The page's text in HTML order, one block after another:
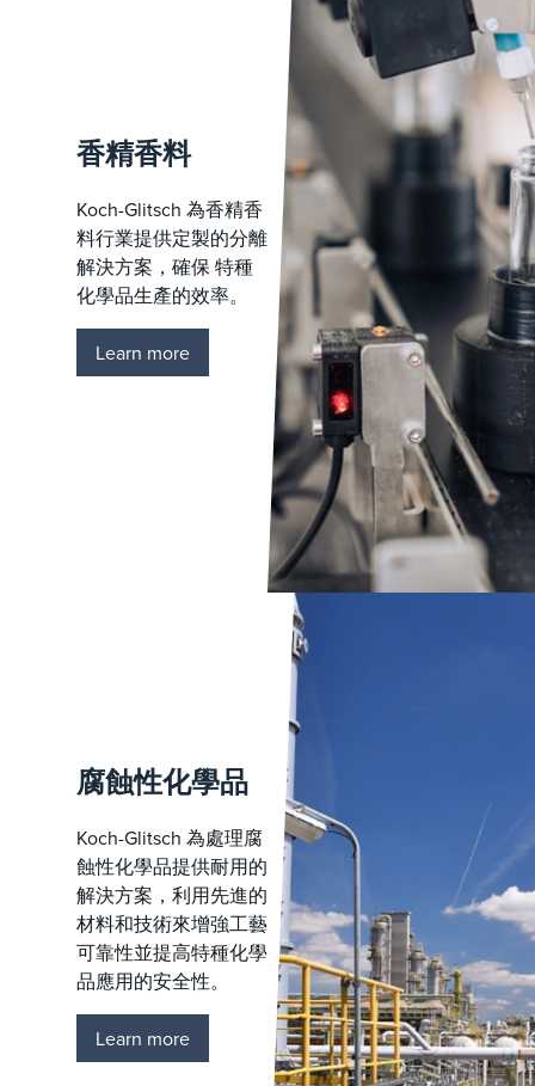
香精香料
Koch-Glitsch 為香精香
料行業提供定製的分離
解決方案，確保 特種
化學品生產的效率。
Learn more
腐蝕性化學品
Koch-Glitsch 為處理腐
蝕性化學品提供耐用的
解決方案，利用先進的
材料和技術來增強工藝
可靠性並提高特種化學
品應用的安全性。
Learn more